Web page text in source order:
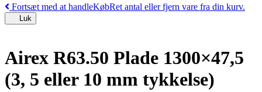
Fortsæt med at handleKøbRet antal eller fjern vare fra din kurv.
Luk
Airex R63.50 Plade 1300×47,5
(3, 5 eller 10 mm tykkelse)